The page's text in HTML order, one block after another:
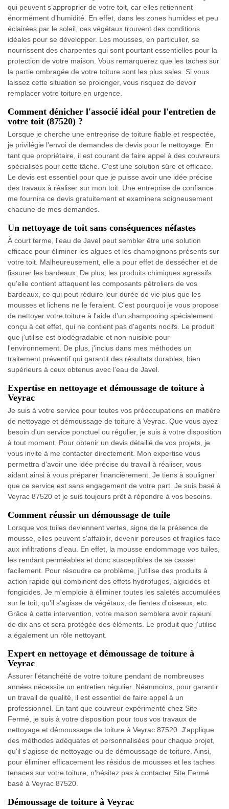
qui peuvent s’approprier de votre toit, car elles retiennent
énormément d’humidité. En effet, dans les zones humides et peu
éclairées par le soleil, ces végétaux trouvent des conditions
idéales pour se développer. Les mousses, en particulier, se
nourrissent des charpentes qui sont pourtant essentielles pour la
protection de votre maison. Vous remarquerez que les taches sur
la partie ombragée de votre toiture sont les plus sales. Si vous
laissez cette situation se prolonger, vous risquez de devoir
remplacer votre toiture en urgence.
Comment dénicher l'associé idéal pour l'entretien de
votre toit (87520) ?
Lorsque je cherche une entreprise de toiture fiable et respectée,
je privilégie l'envoi de demandes de devis pour le nettoyage. En
tant que propriétaire, il est courant de faire appel à des couvreurs
spécialisés pour cette tâche. C'est une solution sûre et efficace.
Le devis est essentiel pour que je puisse avoir une idée précise
des travaux à réaliser sur mon toit. Une entreprise de confiance
me fournira ce devis gratuitement et examinera soigneusement
chacune de mes demandes.
Un nettoyage de toit sans conséquences néfastes
À court terme, l'eau de Javel peut sembler être une solution
efficace pour éliminer les algues et les champignons présents sur
votre toit. Malheureusement, elle a pour effet de dessécher et de
fissurer les bardeaux. De plus, les produits chimiques agressifs
qu'elle contient attaquent les composants pétroliers de vos
bardeaux, ce qui peut réduire leur durée de vie plus que les
mousses et lichens ne le feraient. C'est pourquoi je vous propose
de nettoyer votre toiture à l'aide d'un shampooing spécialement
conçu à cet effet, qui ne contient pas d'agents nocifs. Le produit
que j'utilise est biodégradable et non nuisible pour
l'environnement. De plus, j'inclus dans mes méthodes un
traitement préventif qui garantit des résultats durables, bien
supérieurs à ceux obtenus avec l'eau de Javel.
Expertise en nettoyage et démoussage de toiture à
Veyrac
Je suis à votre service pour toutes vos préoccupations en matière
de nettoyage et démoussage de toiture à Veyrac. Que vous ayez
besoin d'un service ponctuel ou régulier, je suis à votre disposition
à tout moment. Pour obtenir un devis détaillé de vos projets, je
vous invite à me contacter directement. Mon expertise vous
permettra d'avoir une idée précise du travail à réaliser, vous
aidant ainsi à vous préparer financièrement. Je tiens à souligner
que ce service est sans engagement de votre part. Je suis basé à
Veyrac 87520 et je suis toujours prêt à répondre à vos besoins.
Comment réussir un démoussage de tuile
Lorsque vos tuiles deviennent vertes, signe de la présence de
mousse, elles peuvent s'affaiblir, devenir poreuses et fragiles face
aux infiltrations d'eau. En effet, la mousse endommage vos tuiles,
les rendant perméables et donc susceptibles de se casser
facilement. Pour résoudre ce problème, j'utilise des produits à
action rapide qui combinent des effets hydrofuges, algicides et
fongicides. Je m'emploie à éliminer toutes les saletés accumulées
sur le toit, qu'il s'agisse de végétaux, de fientes d'oiseaux, etc.
Grâce à cette intervention, votre maison semblera avoir rajeuni
de dix ans et sera protégée des éléments. Le produit que j'utilise
a également un rôle nettoyant.
Expert en nettoyage et démoussage de toiture à
Veyrac
Assurer l'étanchéité de votre toiture pendant de nombreuses
années nécessite un entretien régulier. Néanmoins, pour garantir
un travail de qualité, il est essentiel de faire appel à un
professionnel. En tant que couvreur expérimenté chez Site
Fermé, je suis à votre disposition pour tous vos travaux de
nettoyage et démoussage de toiture à Veyrac 87520. J'applique
des méthodes adéquates et personnalisées pour chaque projet,
qu'il s'agisse de nettoyage ou de démoussage de toiture. Ainsi,
pour éliminer efficacement les résidus de mousses et les taches
tenaces sur votre toiture, n'hésitez pas à contacter Site Fermé
basé à Veyrac 87520.
Démoussage de toiture à Veyrac